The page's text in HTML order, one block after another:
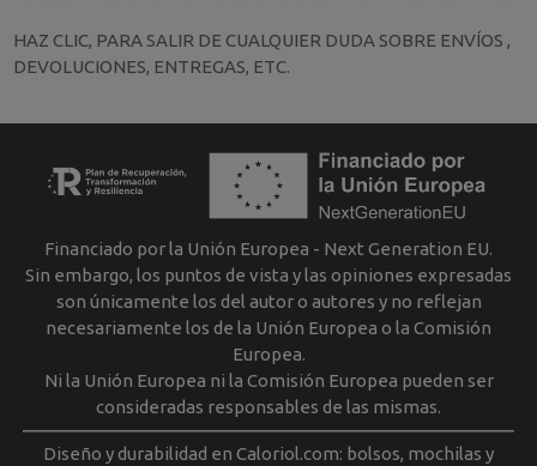
HAZ CLIC, PARA SALIR DE CUALQUIER DUDA SOBRE ENVÍOS ,
DEVOLUCIONES, ENTREGAS, ETC.
Financiado por la Unión Europea - Next Generation EU.
Sin embargo, los puntos de vista y las opiniones expresadas
son únicamente los del autor o autores y no reflejan
necesariamente los de la Unión Europea o la Comisión
Europea.
Ni la Unión Europea ni la Comisión Europea pueden ser
consideradas responsables de las mismas.
Diseño y durabilidad en Caloriol.com: bolsos, mochilas y